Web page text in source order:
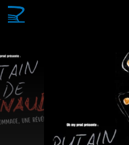
Recevez toute l’actualité
notre
Rivaj Group traite votre adresse électronique
abonnement à la newsletter deNarbonne
consentement à tout moment. Pour en savoir